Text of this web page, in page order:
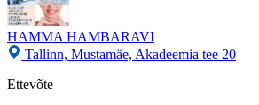
HAMMA HAMBARAVI
Tallinn, Mustamäe, Akadeemia tee 20
Ettevõte